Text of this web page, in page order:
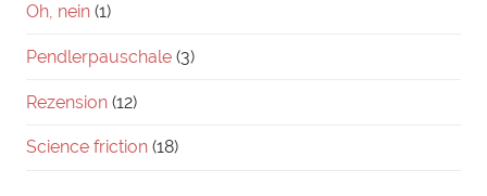
Oh, nein (1)
Pendlerpauschale (3)
Rezension (12)
Science friction (18)